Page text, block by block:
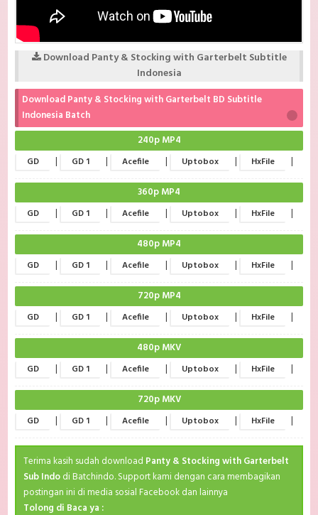
Download Panty & Stocking with Garterbelt Subtitle
Indonesia
Download Panty & Stocking with Garterbelt BD Subtitle
Indonesia Batch
240p MP4
GD | GD 1 | Acefile | Uptobox | HxFile |
360p MP4
GD | GD 1 | Acefile | Uptobox | HxFile |
480p MP4
GD | GD 1 | Acefile | Uptobox | HxFile |
720p MP4
GD | GD 1 | Acefile | Uptobox | HxFile |
480p MKV
GD | GD 1 | Acefile | Uptobox | HxFile |
720p MKV
GD | GD 1 | Acefile | Uptobox | HxFile |
Terima kasih sudah download Panty & Stocking with Garterbelt
Sub Indodi Batchindo. Support kami dengan cara membagikan
postingan ini di media sosial Facebook dan lainnya
Tolong di Baca ya :